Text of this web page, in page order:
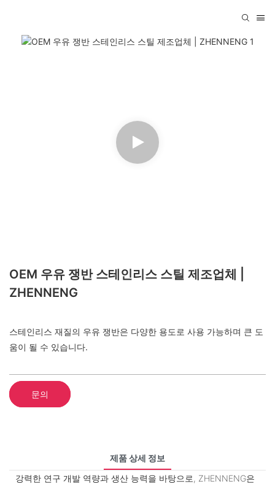
OEM 우유 쟁반 스테인리스 스틸 제조업체 |
ZHENNENG
스테인리스 재질의 우유 쟁반은 다양한 용도로 사용 가능하며 큰 도
움이 될 수 있습니다.
문의
제품 상세 정보
강력한 연구 개발 역량과 생산 능력을 바탕으로, ZHENNENG은